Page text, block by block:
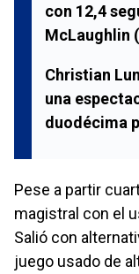
con 12,4
McLaughlin (
Christian
una
duodécima
Pese a partir
magistral con el
Salió con
juego usado de